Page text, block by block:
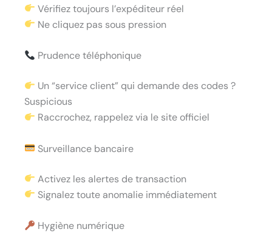
Vérifiez toujours l’expéditeur réel
Ne cliquez pas sous pression
Prudence téléphonique
Un “service client” qui demande des codes ?
Suspicious
Raccrochez, rappelez via le site officiel
Surveillance bancaire
Activez les alertes de transaction
Signalez toute anomalie immédiatement
Hygiène numérique